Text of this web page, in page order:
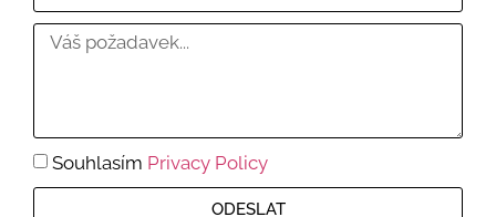
Souhlasím Privacy Policy
ODESLAT